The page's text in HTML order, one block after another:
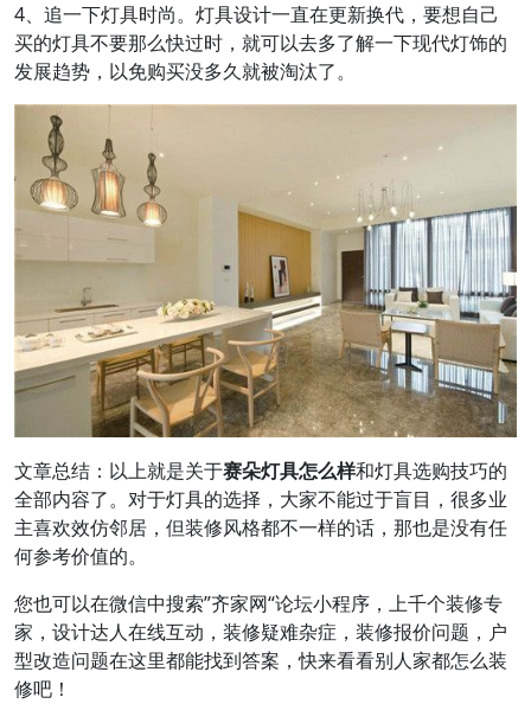
4、追一下灯具时尚。灯具设计一直在更新换代，要想自己
买的灯具不要那么快过时，就可以去多了解一下现代灯饰的
发展趋势，以免购买没多久就被淘汰了。
文章总结：以上就是关于赛朵灯具怎么样和灯具选购技巧的
全部内容了。对于灯具的选择，大家不能过于盲目，很多业
主喜欢效仿邻居，但装修风格都不一样的话，那也是没有任
何参考价值的。
您也可以在微信中搜索”齐家网“论坛小程序，上千个装修专
家，设计达人在线互动，装修疑难杂症，装修报价问题，户
型改造问题在这里都能找到答案，快来看看别人家都怎么装
修吧！